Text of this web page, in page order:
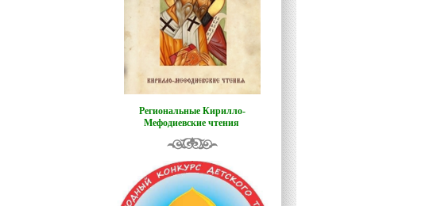
Региональные Кирилло-
Мефодиевские чтения